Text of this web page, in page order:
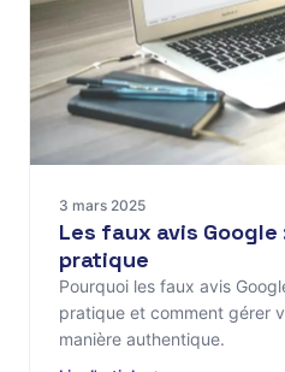
3 mars 2025
Les faux avis Google
pratique
Pourquoi les faux avis
pratique et comment gérer
manière authentique.